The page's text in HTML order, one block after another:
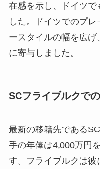
在感を示し、ドイツで
した。ドイツでのプ
ースタイルの幅を広
に寄与しました。
SCフライブルクで
最新の移籍先である
手の年俸は4,000万円
す。フライブルクは